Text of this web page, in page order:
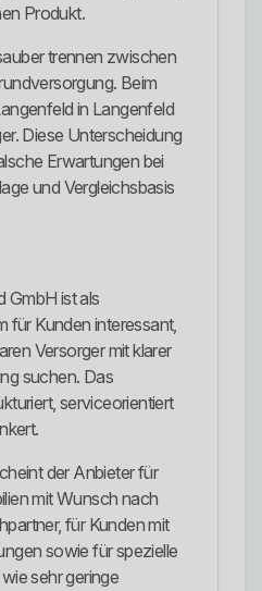
Produkt.
trennen zwischen
Beim
in Langenfeld
Diese Unterscheidung
Erwartungen bei
und Vergleichsbasis
GmbH ist als
für Kunden interessant,
Versorger mit klarer
suchen. Das
serviceorientiert
der Anbieter für
mit Wunsch nach
für Kunden mit
sowie für spezielle
sehr geringe